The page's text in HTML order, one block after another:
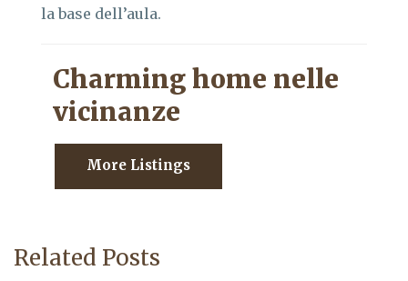
la base dell’aula.
Charming home nelle
vicinanze
More Listings
Related Posts